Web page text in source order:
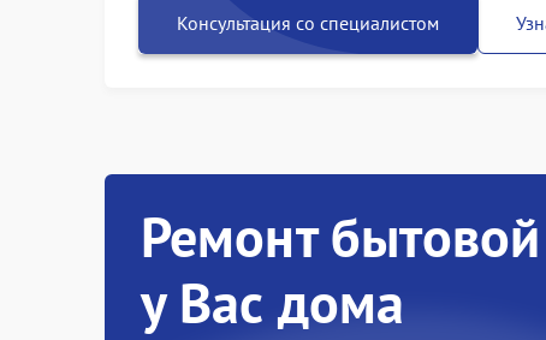
Консультация со специалистом
Ремонт
у Вас дома